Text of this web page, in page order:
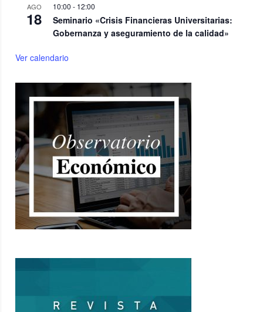
AGO
18
10:00 - 12:00
Seminario «Crisis Financieras Universitarias:
Gobernanza y aseguramiento de la calidad»
Ver calendario